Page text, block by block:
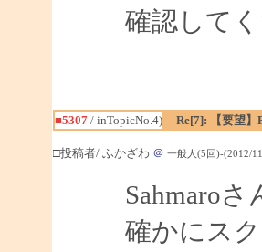
確認してく
■5307/ inTopicNo.4) Re[7]: 【要望】
□投稿者/ ふかざわ ＠ 一般人(5回)-(2012/
Sahmaro
確かにス